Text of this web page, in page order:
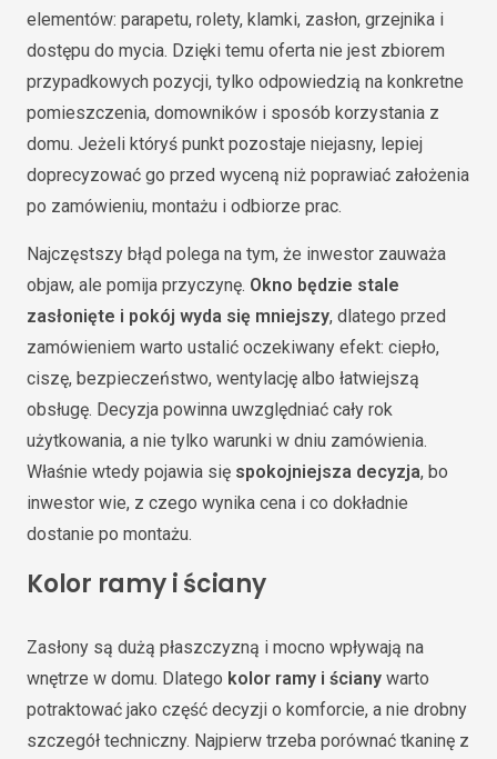
elementów: parapetu, rolety, klamki, zasłon, grzejnika i
dostępu do mycia. Dzięki temu oferta nie jest zbiorem
przypadkowych pozycji, tylko odpowiedzią na konkretne
pomieszczenia, domowników i sposób korzystania z
domu. Jeżeli któryś punkt pozostaje niejasny, lepiej
doprecyzować go przed wyceną niż poprawiać założenia
po zamówieniu, montażu i odbiorze prac.
Najczęstszy błąd polega na tym, że inwestor zauważa
objaw, ale pomija przyczynę. Okno będzie stale
zasłonięte i pokój wyda się mniejszy, dlatego przed
zamówieniem warto ustalić oczekiwany efekt: ciepło,
ciszę, bezpieczeństwo, wentylację albo łatwiejszą
obsługę. Decyzja powinna uwzględniać cały rok
użytkowania, a nie tylko warunki w dniu zamówienia.
Właśnie wtedy pojawia się spokojniejsza decyzja, bo
inwestor wie, z czego wynika cena i co dokładnie
dostanie po montażu.
Kolor ramy i ściany
Zasłony są dużą płaszczyzną i mocno wpływają na
wnętrze w domu. Dlatego kolor ramy i ściany warto
potraktować jako część decyzji o komforcie, a nie drobny
szczegół techniczny. Najpierw trzeba porównać tkaninę z